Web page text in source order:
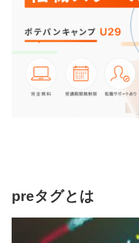
preタグとは